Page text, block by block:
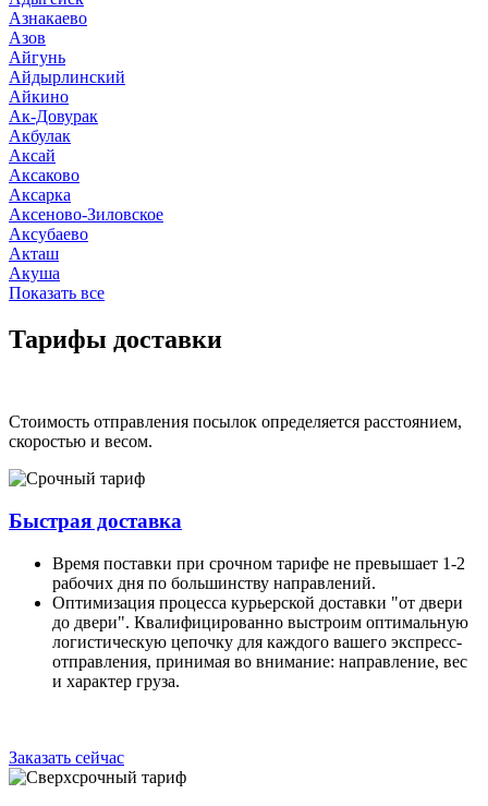
Азнакаево
Азов
Айгунь
Айдырлинский
Айкино
Ак-Довурак
Акбулак
Аксай
Аксаково
Аксарка
Аксеново-Зиловское
Аксубаево
Акташ
Акуша
Показать все
Тарифы доставки
Стоимость отправления посылок определяется расстоянием,
скоростью и весом.
Быстрая доставка
Время поставки при срочном тарифе не превышает 1-2
рабочих дня по большинству направлений.
Оптимизация процесса курьерской доставки "от двери
до двери". Квалифицированно выстроим оптимальную
логистическую цепочку для каждого вашего экспресс-
отправления, принимая во внимание: направление, вес
и характер груза.
Заказать сейчас